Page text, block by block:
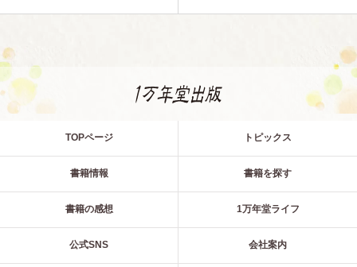
TOPページ トピックス
書籍情報 書籍を探す
書籍の感想 1万年堂ライフ
公式SNS 会社案内